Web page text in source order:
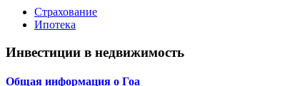
Страхование
Ипотека
Инвестиции в недвижимость
Общая информация о Гоа